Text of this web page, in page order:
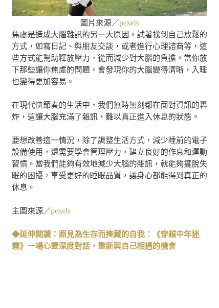
圖片來源／pexels
焦慮是造成大腦雜訊的另一大原因。試著找到自己放鬆的
方式，如寫日記、與朋友交談，或者進行心理諮商等，這
些方式能幫助釋放壓力，從而減少對大腦的負擔。當你放
下那些讓你焦慮的問題，會發現你的大腦變得清晰，入睡
也變得更加容易。
在現代快節奏的生活中，我們無時無刻都在面對資訊的轟
炸，這讓大腦充滿了雜訊，難以真正進入休息的狀態。
要想改善這一情況，除了調整生活方式，減少睡前的電子
設備使用，還需要學會管理壓力，建立良好的作息和運動
習慣。當我們能夠有效地減少大腦的雜訊，就能夠擺脫失
眠的困擾，享受更好的睡眠品質，讓身心都能得到真正的
休息。
主圖來源／pexels
◆延伸閱讀：照見為生存而掩藏的自我：《穿越中年迷
霧》一場心靈深度對話，重新與自己相遇的機會